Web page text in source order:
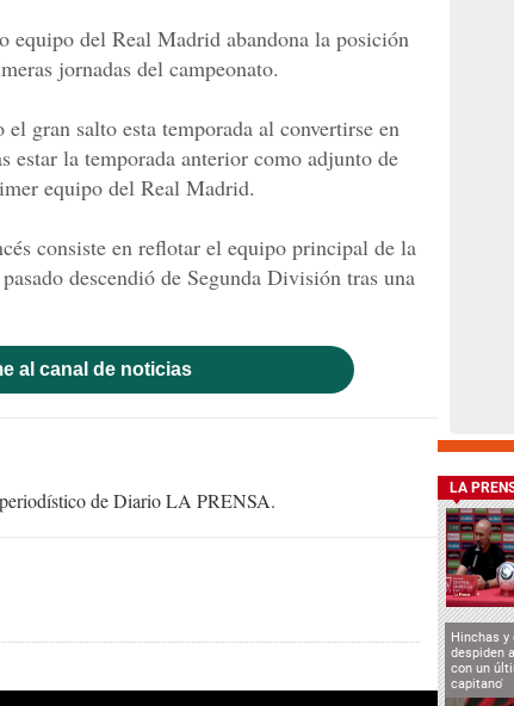
equipo del Real Madrid abandona la posición
jornadas del campeonato.
gran salto esta temporada al convertirse en
la temporada anterior como adjunto de
equipo del Real Madrid.
consiste en reflotar el equipo principal de la
descendió de Segunda División tras una
al canal de noticias
de Diario LA PRENSA. LA
Hinchas y
despiden
con un
capitano'